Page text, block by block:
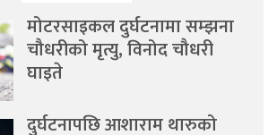
मोटरसाइकल दुर्घटनामा सम्झना
चौधरीको मृत्यु, विनोद चौधरी
घाइते
दुर्घटनापछि आशाराम थारुको